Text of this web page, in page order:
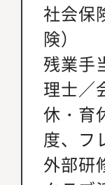
社会保
険）
残業手
理士／
休・育
度、フ
外部研